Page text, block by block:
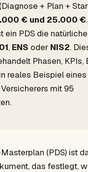
+ Plan +
€ und 25.000 €
ein PDS die
, ENS oder NIS2.
Phasen, KPIs,
reales Beispiel eines
mit 95
(PDS) ist
das festlegt,